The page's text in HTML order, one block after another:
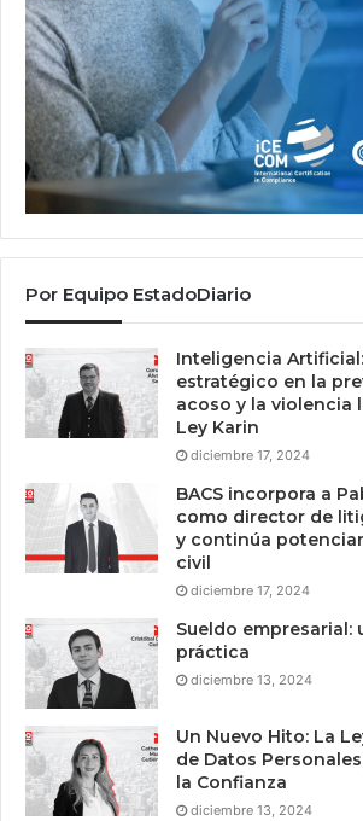
Por Equipo EstadoDiario
Inteligencia
estratégico en la
acoso y la violencia
Ley Karin
diciembre 17, 2024
BACS incorpora a
como director de
y continúa
civil
diciembre 17, 2024
Sueldo empresarial:
práctica
diciembre 13, 2024
Un Nuevo Hito: La
de Datos
la Confianza
diciembre 13, 2024